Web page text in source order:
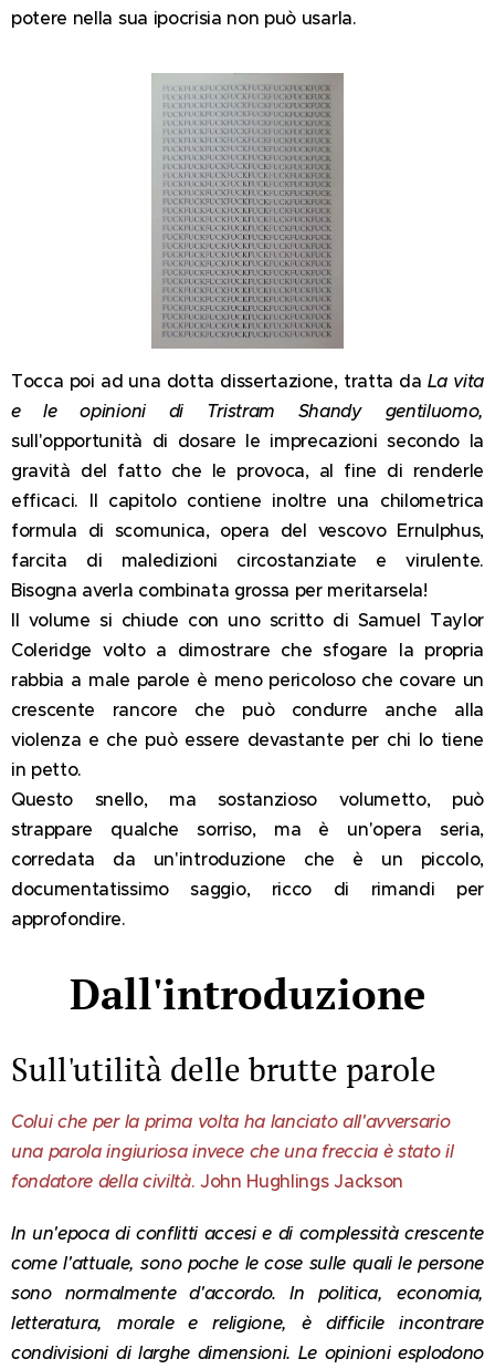
potere nella sua ipocrisia non può usarla.
Tocca poi ad una dotta dissertazione, tratta da La vita
e le opinioni di Tristram Shandy gentiluomo,
sull'opportunità di dosare le imprecazioni secondo la
gravità del fatto che le provoca, al fine di renderle
efficaci. Il capitolo contiene inoltre una chilometrica
formula di scomunica, opera del vescovo Ernulphus,
farcita di maledizioni circostanziate e virulente.
Bisogna averla combinata grossa per meritarsela!
Il volume si chiude con uno scritto di Samuel Taylor
Coleridge volto a dimostrare che sfogare la propria
rabbia a male parole è meno pericoloso che covare un
crescente rancore che può condurre anche alla
violenza e che può essere devastante per chi lo tiene
in petto.
Questo snello, ma sostanzioso volumetto, può
strappare qualche sorriso, ma è un'opera seria,
corredata da un'introduzione che è un piccolo,
documentatissimo saggio, ricco di rimandi per
approfondire.
Dall'introduzione
Sull'utilità delle brutte parole
Colui che per la prima volta ha lanciato all'avversario
una parola ingiuriosa invece che una freccia è stato il
fondatore della civiltà. John Hughlings Jackson
In un'epoca di conflitti accesi e di complessità crescente
come l'attuale, sono poche le cose sulle quali le persone
sono normalmente d'accordo. In politica, economia,
letteratura, mоrale e religione, è difficile incontrare
condivisioni di larghe dimensioni. Le opinioni esplodono